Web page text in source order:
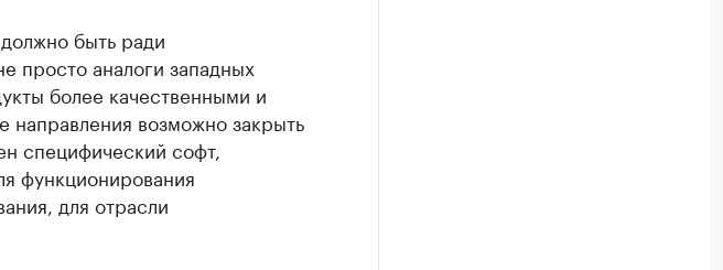
быть ради
просто аналоги западных
более качественными и
направления возможно закрыть
специфический софт,
функционирования
для отрасли